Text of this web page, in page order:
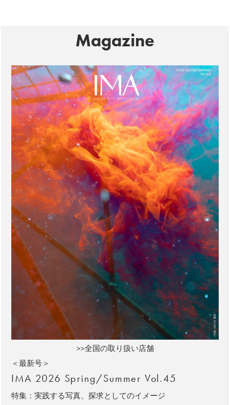
Magazine
>>全国の取り扱い店舗
＜最新号＞
IMA 2026 Spring/Summer Vol.45
特集：実践する写真、探求としてのイメージ